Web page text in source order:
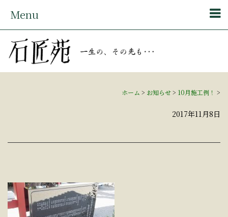
Menu
ホーム > お知らせ> 10月施工例！ >
2017年11月8日